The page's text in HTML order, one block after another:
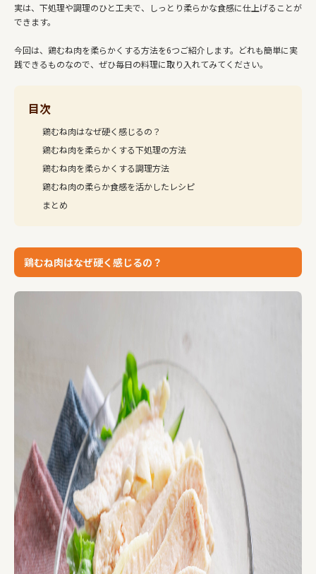
実は、下処理や調理のひと工夫で、しっとり柔らかな食感に仕上げることが
できます。
今回は、鶏むね肉を柔らかくする方法を6つご紹介します。どれも簡単に実
践できるものなので、ぜひ毎日の料理に取り入れてみてください。
目次
鶏むね肉はなぜ硬く感じるの？
鶏むね肉を柔らかくする下処理の方法
鶏むね肉を柔らかくする調理方法
鶏むね肉の柔らか食感を活かしたレシピ
まとめ
鶏むね肉はなぜ硬く感じるの？